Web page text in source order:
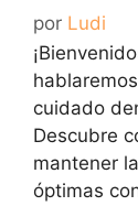
por Ludi
cuidado
Descubre
mantener
óptimas